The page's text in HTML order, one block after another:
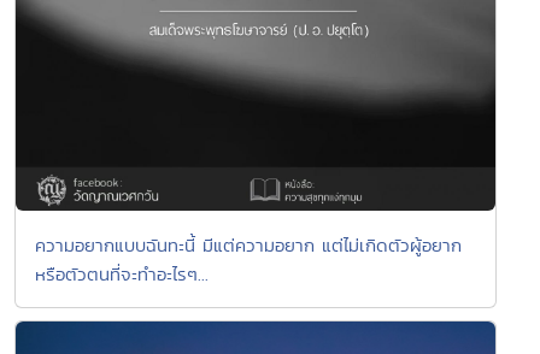
ความอยากแบบฉันทะนี้ มีแต่ความอยาก แต่ไม่เกิดตัวผู้อยาก
หรือตัวตนที่จะทำอะไรๆ...